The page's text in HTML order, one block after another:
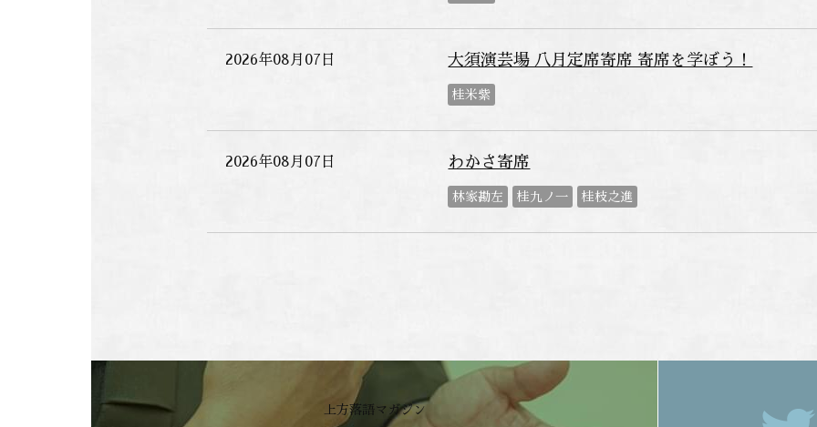
2026年08月07日 大須演芸場 八月定席寄席 寄席を学ぼう！
桂米紫
2026年08月07日 わかさ寄席
林家勘左 桂九ノ一 桂枝之進
上方落語マガジン